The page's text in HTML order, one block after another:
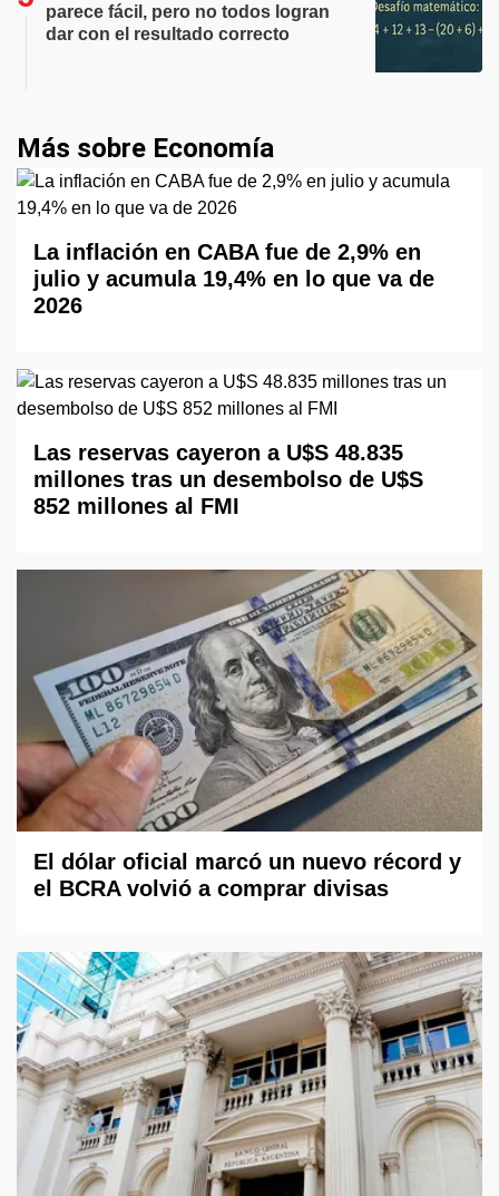
parece fácil, pero no todos logran
dar con el resultado correcto
Más sobre Economía
La inflación en CABA fue de 2,9% en
julio y acumula 19,4% en lo que va de
2026
Las reservas cayeron a U$S 48.835
millones tras un desembolso de U$S
852 millones al FMI
El dólar oficial marcó un nuevo récord y
el BCRA volvió a comprar divisas